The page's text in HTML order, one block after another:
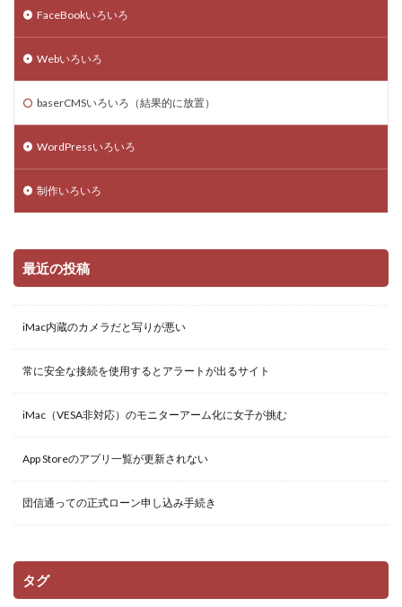
FaceBookいろいろ
Webいろいろ
baserCMSいろいろ（結果的に放置）
WordPressいろいろ
制作いろいろ
最近の投稿
iMac内蔵のカメラだと写りが悪い
常に安全な接続を使用するとアラートが出るサイト
iMac（VESA非対応）のモニターアーム化に女子が挑む
App Storeのアプリ一覧が更新されない
団信通っての正式ローン申し込み手続き
タグ